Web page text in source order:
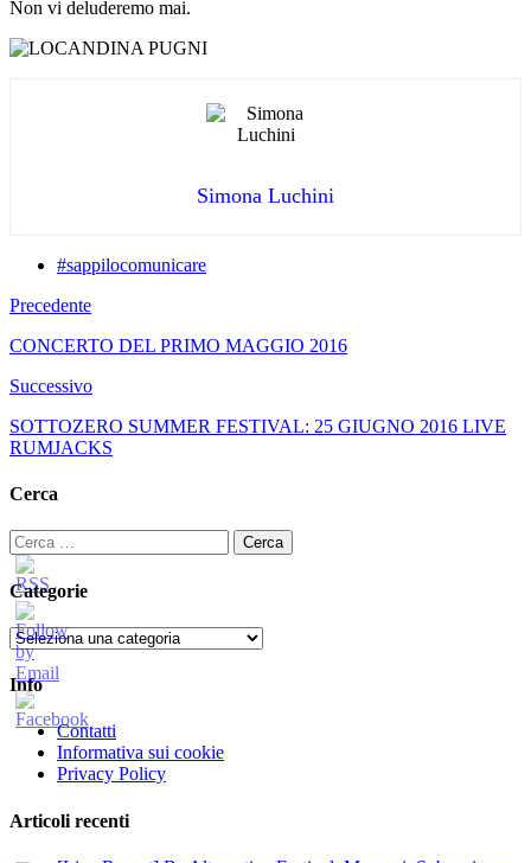
Non vi deluderemo mai.
Simona Luchini
#sappilocomunicare
Precedente
CONCERTO DEL PRIMO MAGGIO 2016
Successivo
SOTTOZERO SUMMER FESTIVAL: 25 GIUGNO 2016 LIVE
RUMJACKS
Cerca
Ricerca
per:
Categorie
Categorie
Info
Contatti
Informativa sui cookie
Privacy Policy
Articoli recenti